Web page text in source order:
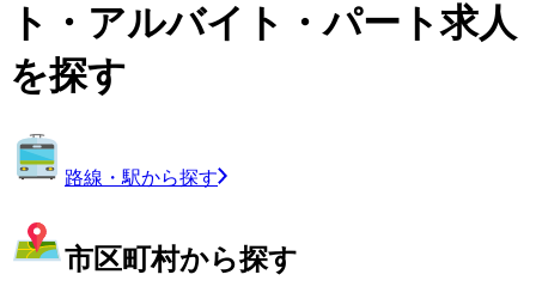
ト・アルバイト・パート求人
を探す
路線・駅から探す
市区町村から探す